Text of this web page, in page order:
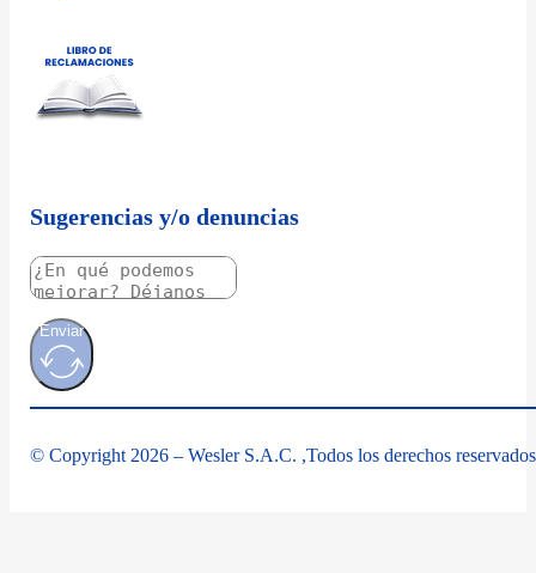
Sugerencias y/o denuncias
Enviar
© Copyright 2026 – Wesler S.A.C. ,Todos los derechos